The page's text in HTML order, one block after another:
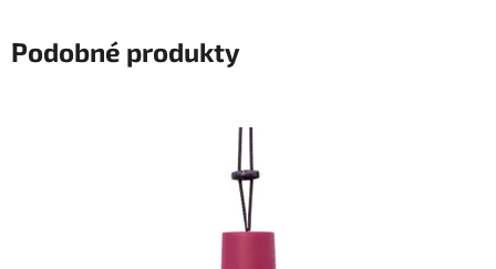
Podobné produkty